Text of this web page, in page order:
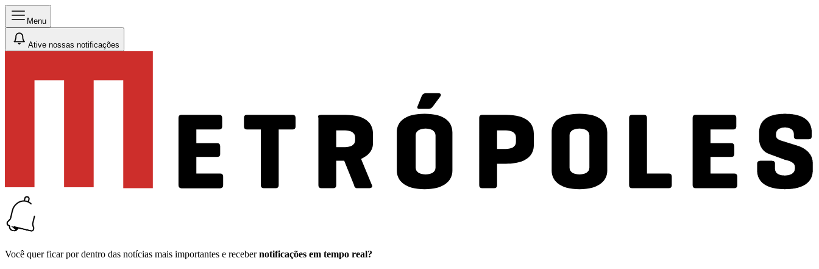
Menu
Ative nossas notificações
Você quer ficar por dentro das notícias mais importantes e receber notificações em tempo real?